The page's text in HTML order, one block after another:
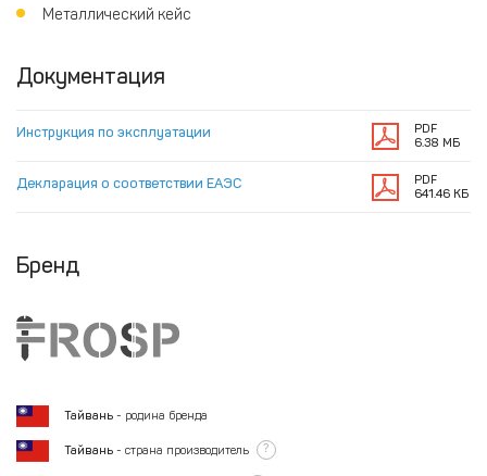
Металлический кейс
Документация
Инструкция по эксплуатации
PDF
6.38 МБ
Декларация о соответствии ЕАЭС
PDF
641.46 КБ
Бренд
Тайвань - родина бренда
Тайвань - страна производитель ?